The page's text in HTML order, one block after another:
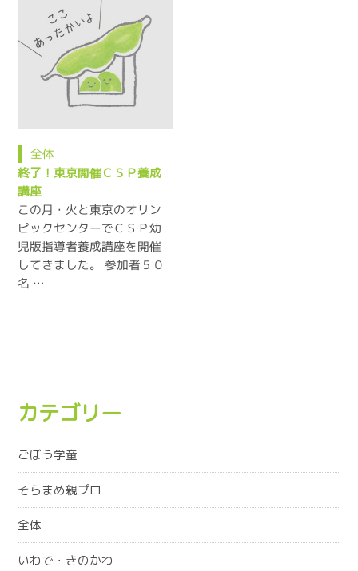
全体
終了！東京開催ＣＳＰ養成
講座
この月・火と東京のオリン
ピックセンターでＣＳＰ幼
児版指導者養成講座を開催
してきました。 参加者５０
名 …
カテゴリー
ごぼう学童
そらまめ親プロ
全体
いわで・きのかわ